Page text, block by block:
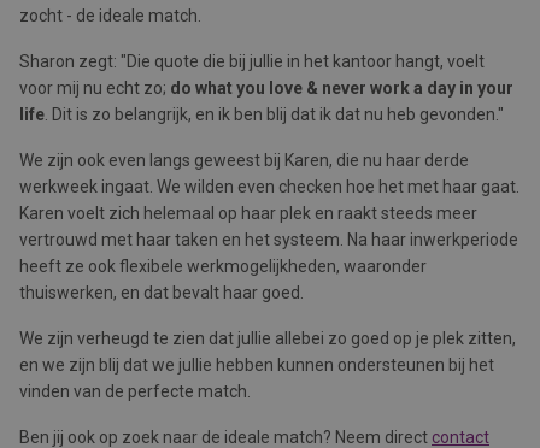
zocht - de ideale match.
Sharon zegt: "Die quote die bij jullie in het kantoor hangt, voelt
voor mij nu echt zo; do what you love & never work a day in your
life . Dit is zo belangrijk, en ik ben blij dat ik dat nu heb gevonden."
We zijn ook even langs geweest bij Karen, die nu haar derde
werkweek ingaat. We wilden even checken hoe het met haar gaat.
Karen voelt zich helemaal op haar plek en raakt steeds meer
vertrouwd met haar taken en het systeem. Na haar inwerkperiode
heeft ze ook flexibele werkmogelijkheden, waaronder
thuiswerken, en dat bevalt haar goed.
We zijn verheugd te zien dat jullie allebei zo goed op je plek zitten,
en we zijn blij dat we jullie hebben kunnen ondersteunen bij het
vinden van de perfecte match.
Ben jij ook op zoek naar de ideale match? Neem direct contact